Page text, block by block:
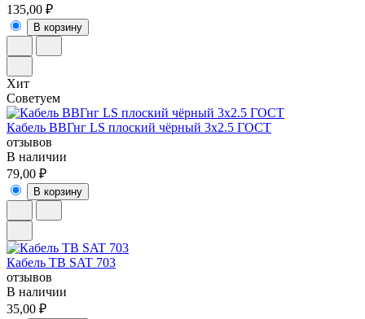
135,00 ₽
В корзину
Хит
Советуем
Кабель ВВГнг LS плоский чёрный 3х2.5 ГОСТ
отзывов
В наличии
79,00 ₽
В корзину
Кабель ТВ SAT 703
отзывов
В наличии
35,00 ₽